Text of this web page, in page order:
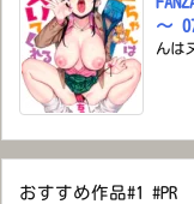
～
んは
おすすめ作品#1 #PR